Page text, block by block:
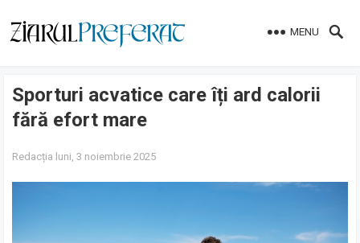
MENU
Sporturi acvatice care îți ard calorii
fără efort mare
Redacția luni, 3 noiembrie 2025